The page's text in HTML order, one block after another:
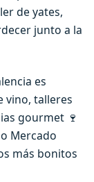
de yates,
junto a la
es
vino, talleres
gourmet 🍷
Mercado
más bonitos